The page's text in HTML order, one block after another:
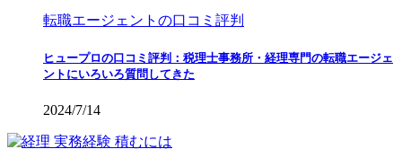
転職エージェントの口コミ評判
ヒュープロの口コミ評判：税理士事務所・経理専門の転職エージェ
ントにいろいろ質問してきた
2024/7/14